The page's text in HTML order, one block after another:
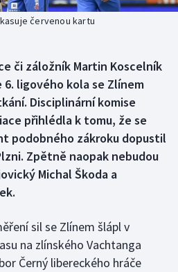
červenou kartu
či záložník Martin Koscelník
ligového kola se Zlínem
Disciplinární komise
přihlédla k tomu, že se
podobného zákroku dopustil
Zpětně naopak nebudou
Michal Škoda a
sil se Zlínem šlápl v
na zlínského Vachtanga
Černý libereckého hráče